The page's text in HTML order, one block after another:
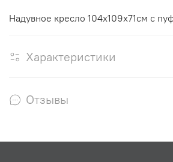
Надувное кресло 104х109х71см с
Характеристики
Отзывы